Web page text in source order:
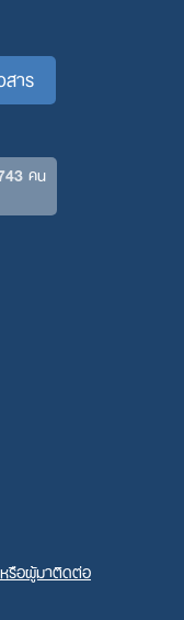
คน
รือผู้มาติดต่อ